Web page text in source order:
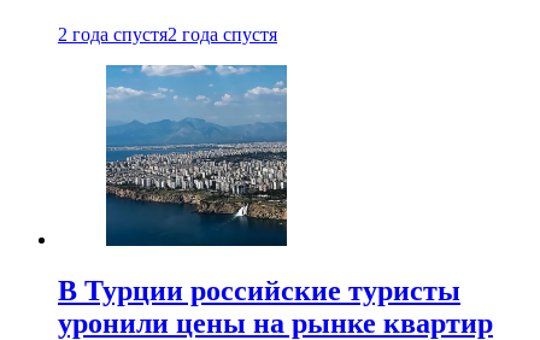
2 года спустя2 года спустя
В Турции российские туристы
уронили цены на рынке квартир